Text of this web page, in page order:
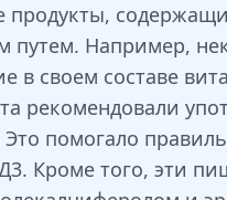
Например,
своем составе
рекомендовали
Это помогало
Кроме того, эти